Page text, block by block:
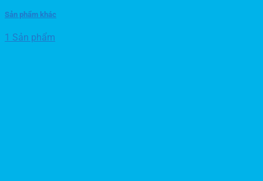
Sản phẩm khác
1 Sản phẩm